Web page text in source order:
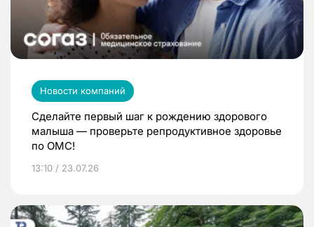
Новости компаний
Сделайте первый шаг к рождению здорового
малыша — проверьте репродуктивное здоровье
по ОМС!
13:10 / 23.07.26